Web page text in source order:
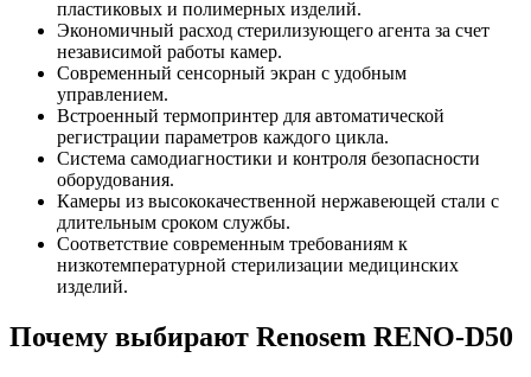
пластиковых и полимерных изделий.
Экономичный расход стерилизующего агента за счет
независимой работы камер.
Современный сенсорный экран с удобным
управлением.
Встроенный термопринтер для автоматической
регистрации параметров каждого цикла.
Система самодиагностики и контроля безопасности
оборудования.
Камеры из высококачественной нержавеющей стали с
длительным сроком службы.
Соответствие современным требованиям к
низкотемпературной стерилизации медицинских
изделий.
Почему выбирают Renosem RENO-D50